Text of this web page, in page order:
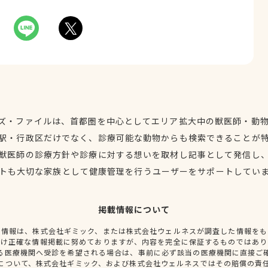
・ファイルは、首都圏を中心としてエリア拡大中の獣医師・動
・行政区だけでなく、診療可能な動物からも検索できることが
医師の診療方針や診療に対する想いを取材し記事として発信し
も大切な家族として健康管理を行うユーザーをサポートしてい
掲載情報について
報は、株式会社ギミック、または株式会社ウェルネスが調査した情報を
正確な情報掲載に努めておりますが、内容を完全に保証するものではあ
医療機関へ受診を希望される場合は、事前に必ず該当の医療機関に直接ご
ついて、株式会社ギミック、および株式会社ウェルネスではその賠償の責